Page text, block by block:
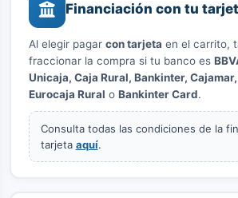
Financiación con tu
Al elegir pagar con tarjeta en el carrito,
fraccionar la compra si tu banco es
Unicaja, Caja Rural, Bankinter,
Eurocaja Rural o Bankinter Card.
Consulta todas las condiciones de la
tarjeta aquí.